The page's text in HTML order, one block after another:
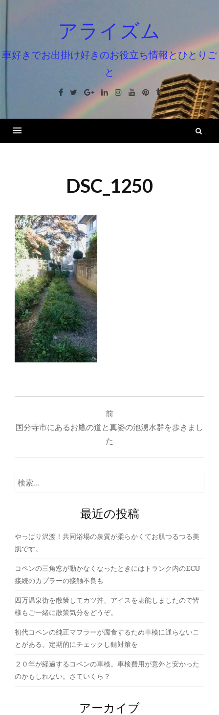
ン
ツ
ッ
アライズム
車好きでお出掛け好きのお役立ち情報とひとりご
と
Facebook
TwitterGoogle+LinkedinInstagramYoutube
Pinterest
Tumblr
DSC_1250
稿
ビ
ゲ
ー
ョ
ン
前
国分寺市にあるお鷹の道と真姿の池湧水群を歩きまし
た
検
索:
最近の投稿
やっぱり沢渡！共同浴場の泉質が柔らかくてお肌つるつる美
肌です。
コペンの三角窓が動かなくなったときにはトランク内のECU
接続のカプラーの接触不良も
四万温泉街を散策してカツ丼、アイスを堪能しましたので皆
様もご一緒に散策気分をどうぞ。
初代コペンの純正マフラーが腐食するため車検に通らないこ
とがある。定期的にチェックし錆対策を
２０年が経過するコペンの車検。車検費用が意外と安かった
のかもしれない。さていくら？
アーカイブ